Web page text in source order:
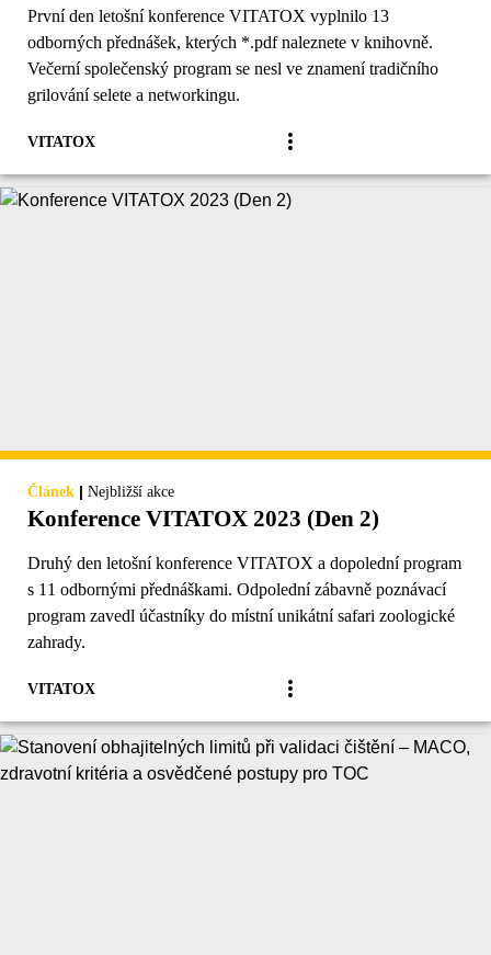
První den letošní konference VITATOX vyplnilo 13
odborných přednášek, kterých *.pdf naleznete v knihovně.
Večerní společenský program se nesl ve znamení tradičního
grilování selete a networkingu.
VITATOX
Článek | Nejbližší akce
Konference VITATOX 2023 (Den 2)
Druhý den letošní konference VITATOX a dopolední program
s 11 odbornými přednáškami. Odpolední zábavně poznávací
program zavedl účastníky do místní unikátní safari zoologické
zahrady.
VITATOX